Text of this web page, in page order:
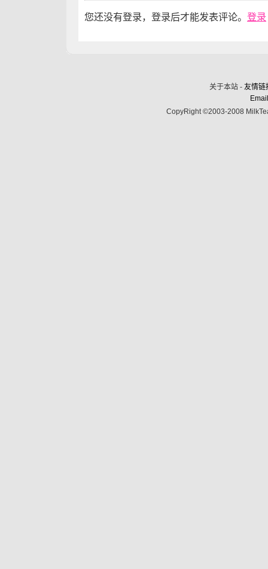
您还没有登录，登录后才能发表评论。 登录
关于本站 - 友情链
CopyRight ©2003-2008